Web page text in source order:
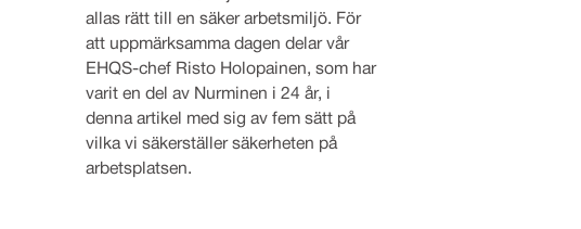
allas rätt till en säker arbetsmiljö. För
att uppmärksamma dagen delar vår
EHQS-chef Risto Holopainen, som har
varit en del av Nurminen i 24 år, i
denna artikel med sig av fem sätt på
vilka vi säkerställer säkerheten på
arbetsplatsen.